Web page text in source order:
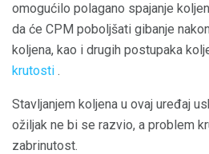
omogućilo polagano spajanje
da će CPM poboljšati gibanje
koljena, kao i drugih postupaka
krutosti .
Stavljanjem koljena u ovaj uređaj
ožiljak ne bi se razvio, a problem
zabrinutost.